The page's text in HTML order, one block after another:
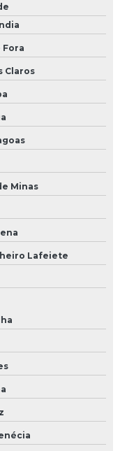
Fora
Claros
Minas
Lafeiete